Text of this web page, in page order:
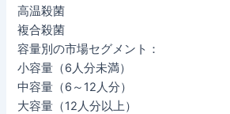
高温殺菌
複合殺菌
容量別の市場セグメント：
小容量（6人分未満）
中容量（6～12人分）
大容量（12人分以上）